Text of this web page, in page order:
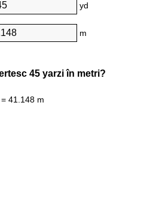
yd
m
45 yarzi în metri?
= 41.148 m